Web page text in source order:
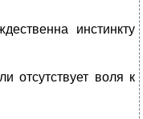
инстинкту
отсутствует воля к